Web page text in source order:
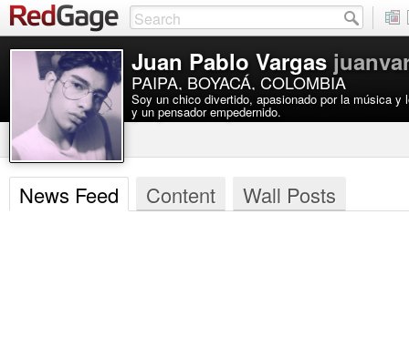
Juan Pablo Vargas
PAIPA, BOYACÁ, COLOMBIA
Soy un chico divertido, apasionado por la música y
y un pensador empedernido.
News Feed Content Wall Posts